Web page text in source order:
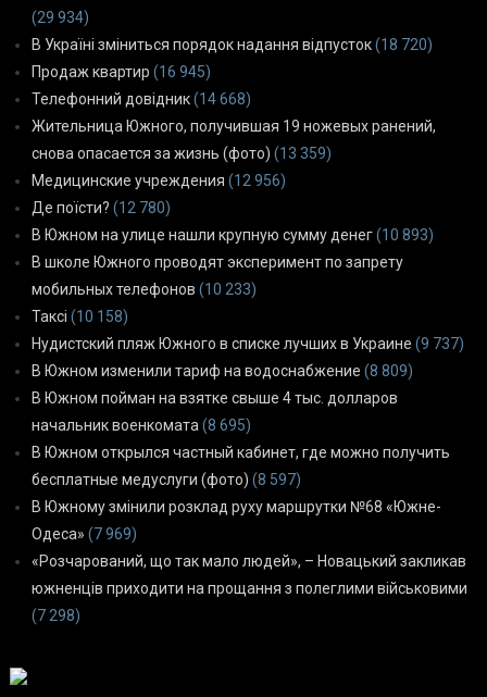
(29 934)
В Україні зміниться порядок надання відпусток(18 720)
Продаж квартир (16 945)
Телефонний довідник(14 668)
Жительница Южного, получившая 19 ножевых ранений,
снова опасается за жизнь (фото) (13 359)
Медицинские учреждения (12 956)
Де поїсти? (12 780)
В Южном на улице нашли крупную сумму денег(10 893)
В школе Южного проводят эксперимент по запрету
мобильных телефонов (10 233)
Таксі (10 158)
Нудистский пляж Южного в списке лучших в Украине (9 737)
В Южном изменили тариф на водоснабжение (8 809)
В Южном пойман на взятке свыше 4 тыс. долларов
начальник военкомата (8 695)
В Южном открылся частный кабинет, где можно получить
бесплатные медуслуги (фото) (8 597)
В Южному змінили розклад руху маршрутки №68 «Южне-
Одеса» (7 969)
«Розчарований, що так мало людей», – Новацький закликав
южненців приходити на прощання з полеглими військовими
(7 298)